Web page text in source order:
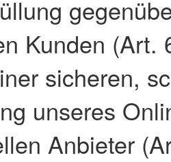
Kunden
sicheren,
unseres
Anbieter